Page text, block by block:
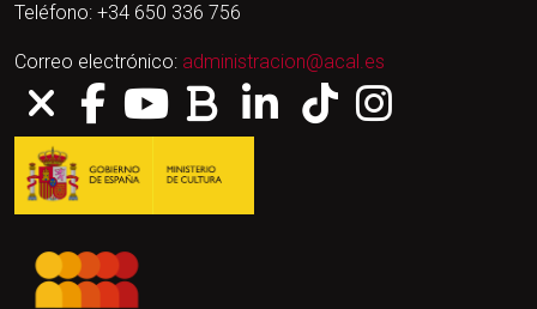
Teléfono: +34 650 336 756
Correo electrónico: administracion@acal.es